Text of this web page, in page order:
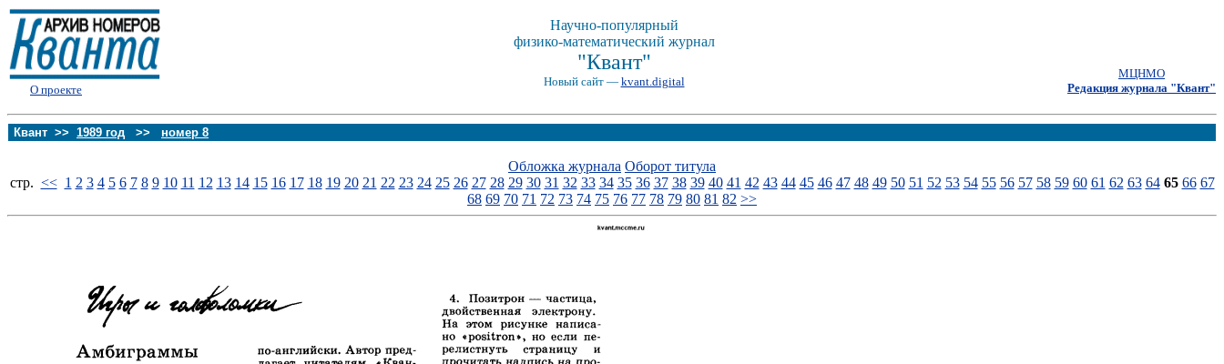
О проекте
Научно-популярный
физико-математический журнал
"Квант"
Новый сайт — kvant.digital
МЦНМО
Редакция журнала "Квант"
Квант >> 1989 год >> номер 8
Обложка журнала Оборот титула
стp. << 1 2 3 4 5 6 7 8 9 10 11 12 13 14 15 16 17 18 19 20 21 22 23 24 25 26 27 28 29 30 31 32 33 34 35 36 37 38 39 40 41 42 43 44 45 46 47 48 49 50 51 52 53 54 55 56 57 58 59 60 61 62 63 64 65 66 67
68 69 70 71 72 73 74 75 76 77 78 79 80 81 82 >>